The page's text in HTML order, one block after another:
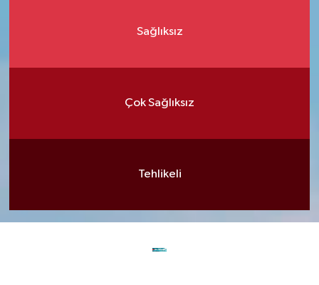
Sağlıksız
Çok Sağlıksız
Tehlikeli